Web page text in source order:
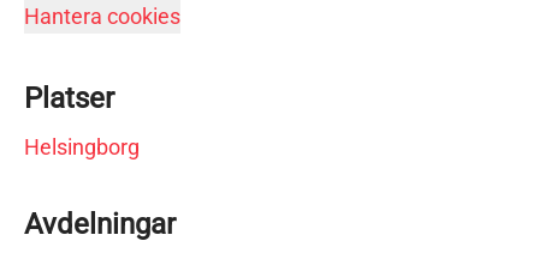
Hantera cookies
Platser
Helsingborg
Avdelningar